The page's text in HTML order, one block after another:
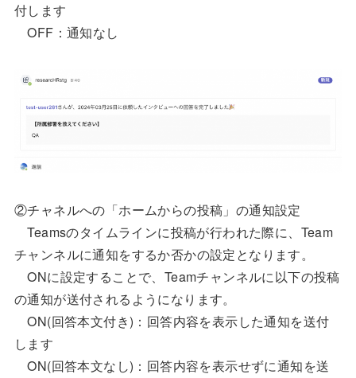
付します
OFF：通知なし
②チャネルへの「ホームからの投稿」の通知設定
Teamsのタイムラインに投稿が行われた際に、Team
チャンネルに通知をするか否かの設定となります。
ONに設定することで、Teamチャンネルに以下の投稿
の通知が送付されるようになります。
ON(回答本文付き)：回答内容を表示した通知を送付
します
ON(回答本文なし)：回答内容を表示せずに通知を送